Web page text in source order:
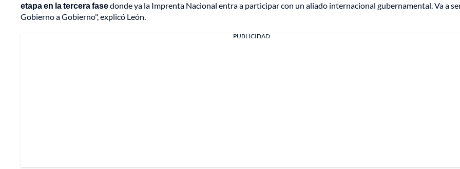
etapa en la tercera fasedonde ya la Imprenta Nacional entra a participar con un aliado internacional gubernamental. Va a
Gobierno a Gobierno", explicó León.
PUBLICIDAD